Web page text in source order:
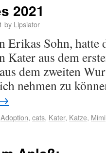
2021
by Lipsiator
Erikas Sohn, hatte
Kater aus dem
dem zweiten
nehmen zu
Adoption, cats, Kater, Katze, Mimi